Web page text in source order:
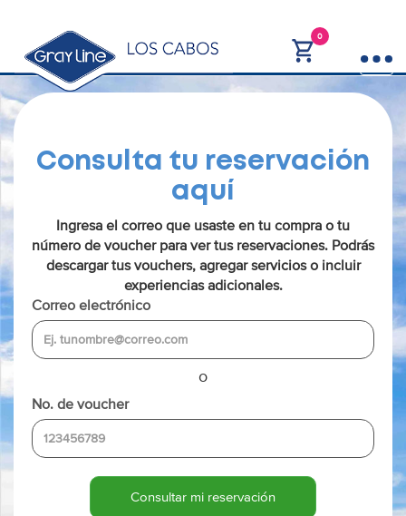
0
Consulta tu reservación
aquí
Ingresa el correo que usaste en tu compra o tu
número de voucher para ver tus reservaciones. Podrás
descargar tus vouchers, agregar servicios o incluir
experiencias adicionales.
Correo electrónico
o
No. de voucher
Consultar mi reservación